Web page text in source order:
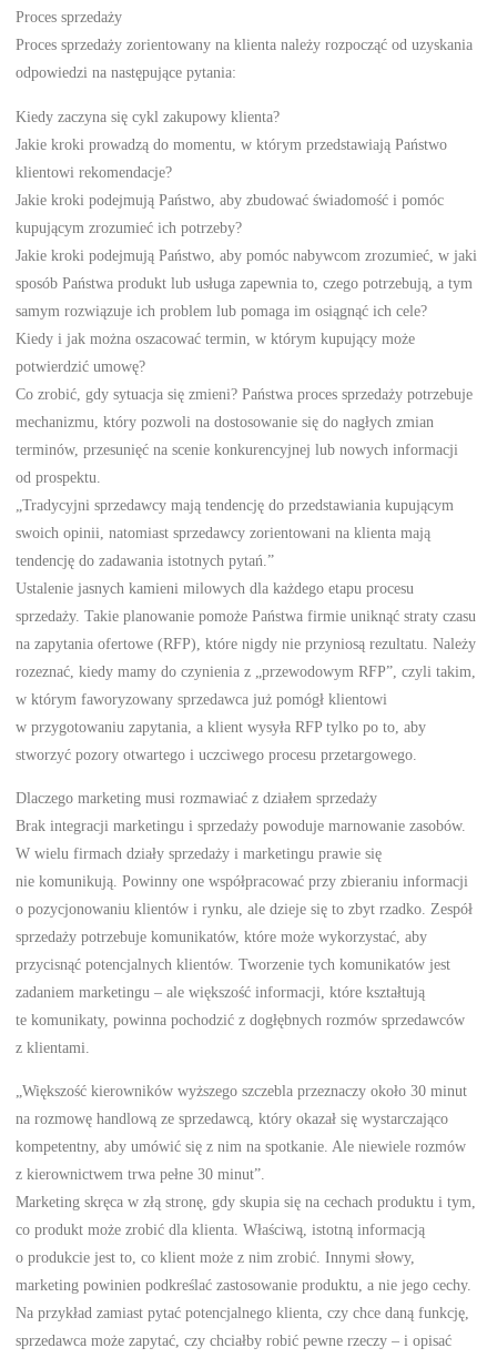
Proces sprzedaży
Proces sprzedaży zorientowany na klienta należy rozpocząć od uzyskania
odpowiedzi na następujące pytania:
Kiedy zaczyna się cykl zakupowy klienta?
Jakie kroki prowadzą do momentu, w którym przedstawiają Państwo
klientowi rekomendacje?
Jakie kroki podejmują Państwo, aby zbudować świadomość i pomóc
kupującym zrozumieć ich potrzeby?
Jakie kroki podejmują Państwo, aby pomóc nabywcom zrozumieć, w jaki
sposób Państwa produkt lub usługa zapewnia to, czego potrzebują, a tym
samym rozwiązuje ich problem lub pomaga im osiągnąć ich cele?
Kiedy i jak można oszacować termin, w którym kupujący może
potwierdzić umowę?
Co zrobić, gdy sytuacja się zmieni? Państwa proces sprzedaży potrzebuje
mechanizmu, który pozwoli na dostosowanie się do nagłych zmian
terminów, przesunięć na scenie konkurencyjnej lub nowych informacji
od prospektu.
„Tradycyjni sprzedawcy mają tendencję do przedstawiania kupującym
swoich opinii, natomiast sprzedawcy zorientowani na klienta mają
tendencję do zadawania istotnych pytań.”
Ustalenie jasnych kamieni milowych dla każdego etapu procesu
sprzedaży. Takie planowanie pomoże Państwa firmie uniknąć straty czasu
na zapytania ofertowe (RFP), które nigdy nie przyniosą rezultatu. Należy
rozeznać, kiedy mamy do czynienia z „przewodowym RFP”, czyli takim,
w którym faworyzowany sprzedawca już pomógł klientowi
w przygotowaniu zapytania, a klient wysyła RFP tylko po to, aby
stworzyć pozory otwartego i uczciwego procesu przetargowego.
Dlaczego marketing musi rozmawiać z działem sprzedaży
Brak integracji marketingu i sprzedaży powoduje marnowanie zasobów.
W wielu firmach działy sprzedaży i marketingu prawie się
nie komunikują. Powinny one współpracować przy zbieraniu informacji
o pozycjonowaniu klientów i rynku, ale dzieje się to zbyt rzadko. Zespół
sprzedaży potrzebuje komunikatów, które może wykorzystać, aby
przycisnąć potencjalnych klientów. Tworzenie tych komunikatów jest
zadaniem marketingu – ale większość informacji, które kształtują
te komunikaty, powinna pochodzić z dogłębnych rozmów sprzedawców
z klientami.
„Większość kierowników wyższego szczebla przeznaczy około 30 minut
na rozmowę handlową ze sprzedawcą, który okazał się wystarczająco
kompetentny, aby umówić się z nim na spotkanie. Ale niewiele rozmów
z kierownictwem trwa pełne 30 minut”.
Marketing skręca w złą stronę, gdy skupia się na cechach produktu i tym,
co produkt może zrobić dla klienta. Właściwą, istotną informacją
o produkcie jest to, co klient może z nim zrobić. Innymi słowy,
marketing powinien podkreślać zastosowanie produktu, a nie jego cechy.
Na przykład zamiast pytać potencjalnego klienta, czy chce daną funkcję,
sprzedawca może zapytać, czy chciałby robić pewne rzeczy – i opisać